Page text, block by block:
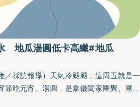
地瓜湯圓低卡高纖#地瓜
／採訪報導）天氣冷颼颼，這周五就是一
吃元宵、湯圓，是象徵闔家團聚、團圓